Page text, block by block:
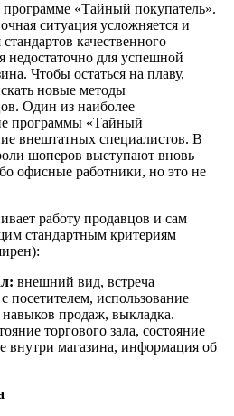
программе «Тайный покупатель».
ситуация усложняется и
качественного
недостаточно для успешной
Чтобы остаться на плаву,
новые методы
Один из наиболее
программы «Тайный
внештатных специалистов. В
шоперов выступают вновь
офисные работники, но это не
работу продавцов и сам
стандартным критериям
внешний вид, встреча
посетителем, использование
продаж, выкладка.
торгового зала, состояние
внутри магазина, информация об